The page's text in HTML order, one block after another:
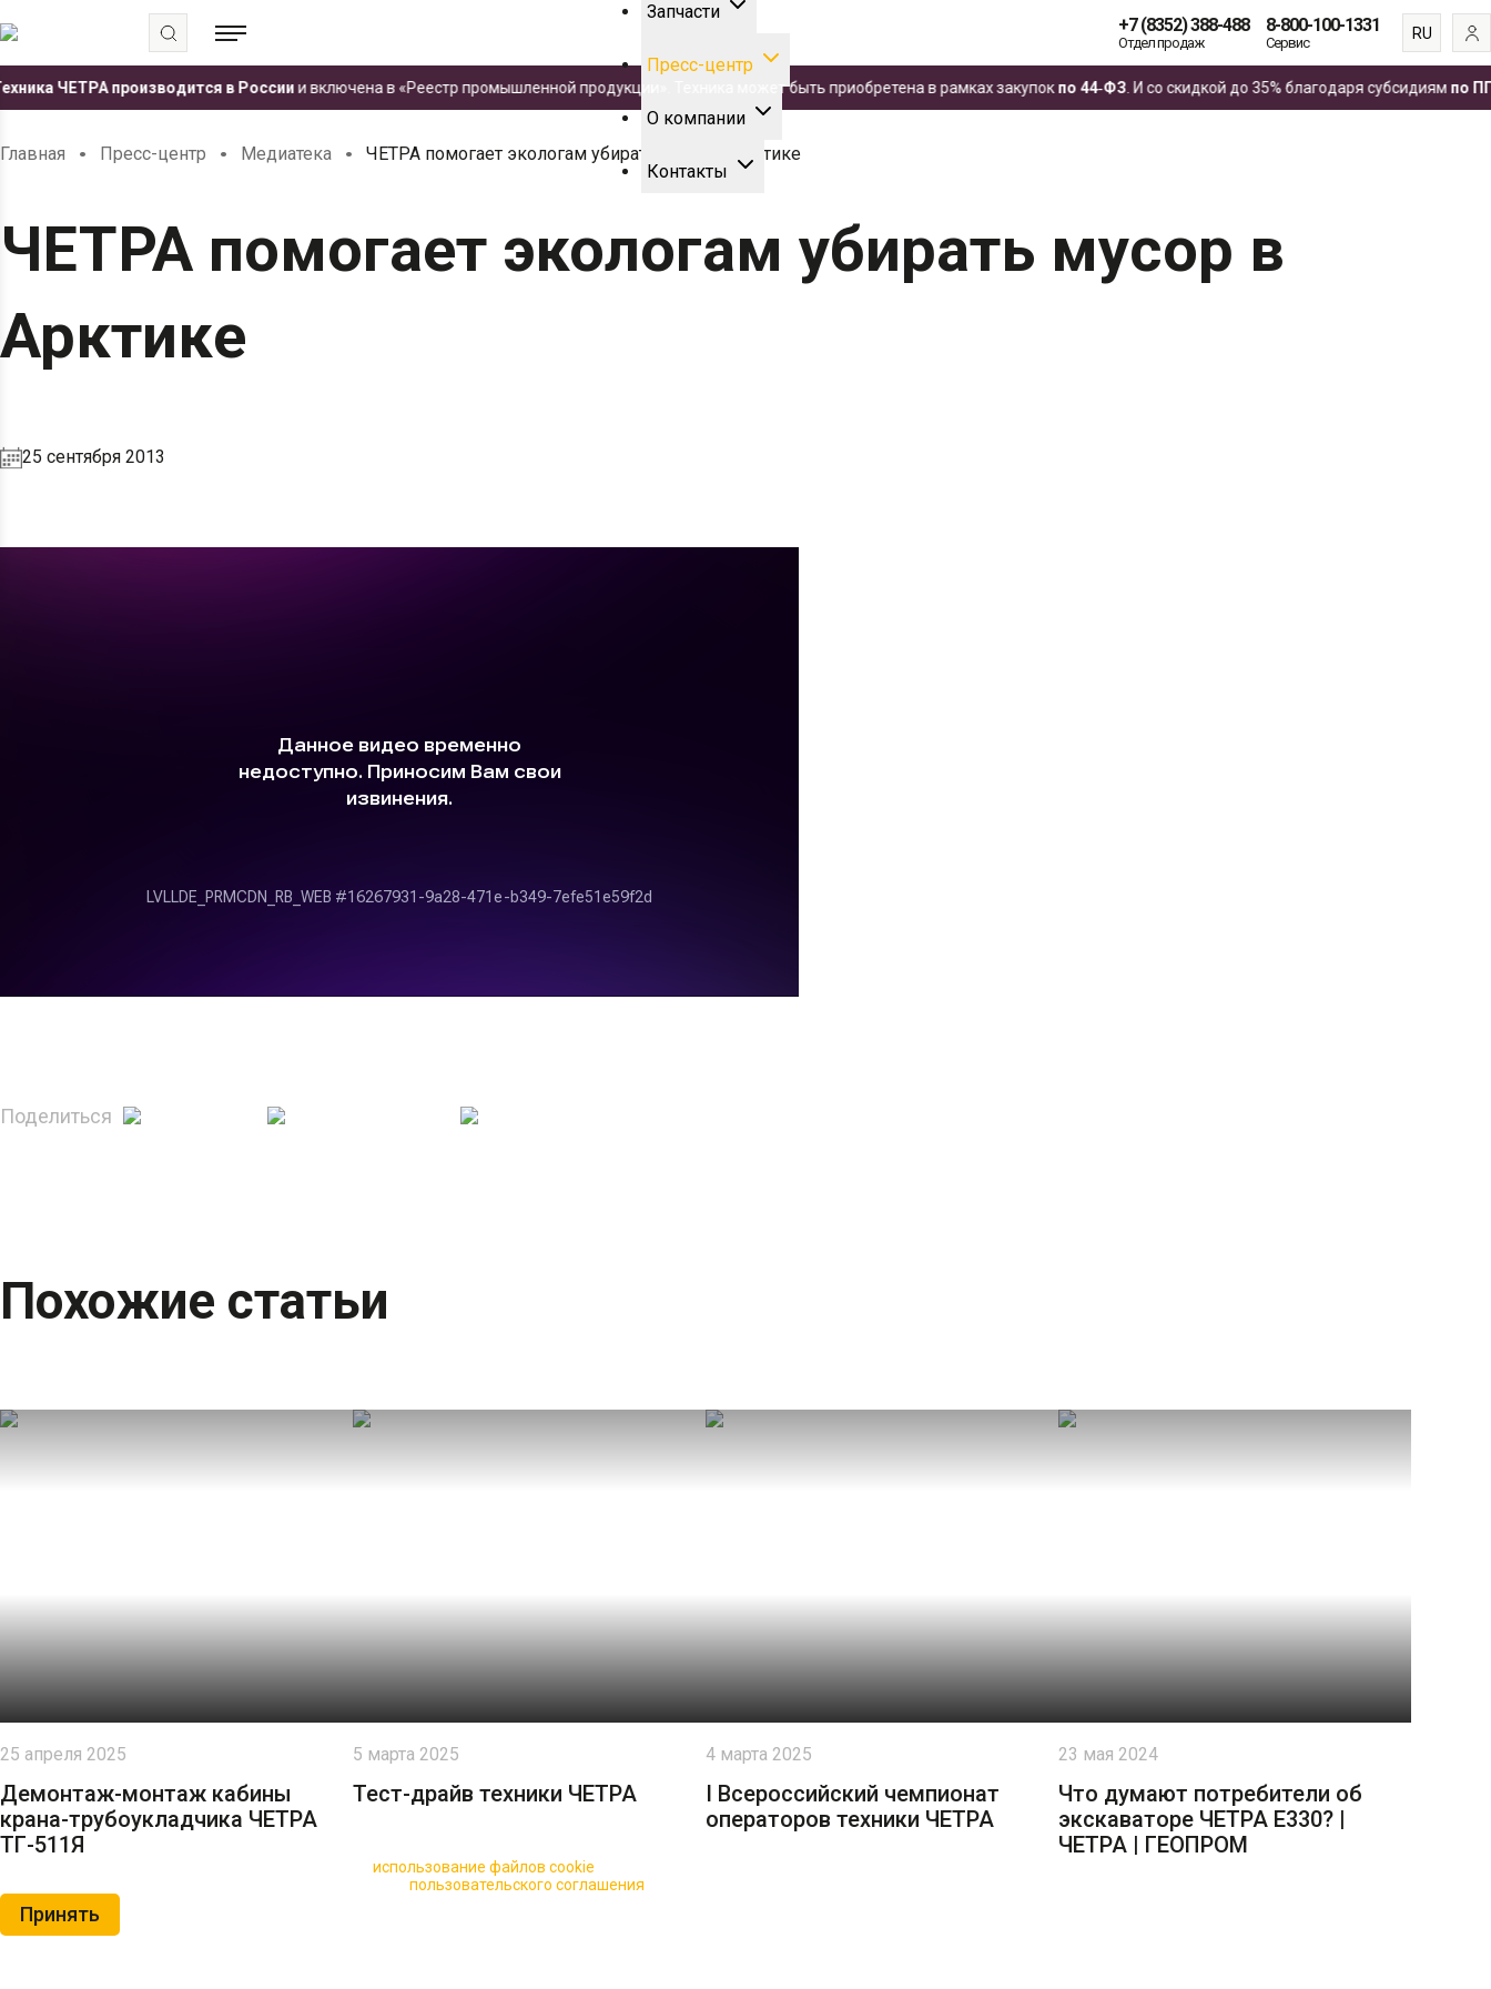
Запчасти
Пресс-центр
О компании
Контакты
+7 (8352) 388-488
Отдел продаж
8-800-100-1331
Сервис
RU
EN
ES
ЧЕТРА производится в Россиии включена в «Реестр промышленной продукции». Техника может быть приобретена в рамках закупокпо 44‑ФЗ. И со скидкой до 35% благодаря субсидиямпо ПП
Главная . Пресс-центр . Медиатека . ЧЕТРА помогает экологам убирать мусор в Арктике
ЧЕТРА помогает экологам убирать мусор в
Арктике
25 сентября 2013
Поделиться
Похожие статьи
25 апреля 2025
Демонтаж-монтаж кабины
крана-трубоукладчика ЧЕТРА
ТГ-511Я
5 марта 2025
Тест-драйв техники ЧЕТРА
4 марта 2025
I Всероссийский чемпионат
операторов техники ЧЕТРА
23 мая 2024
Что думают потребители об
экскаваторе ЧЕТРА Е330? |
ЧЕТРА | ГЕОПРОМ
использование файлов cookie
пользовательского соглашения
Принять